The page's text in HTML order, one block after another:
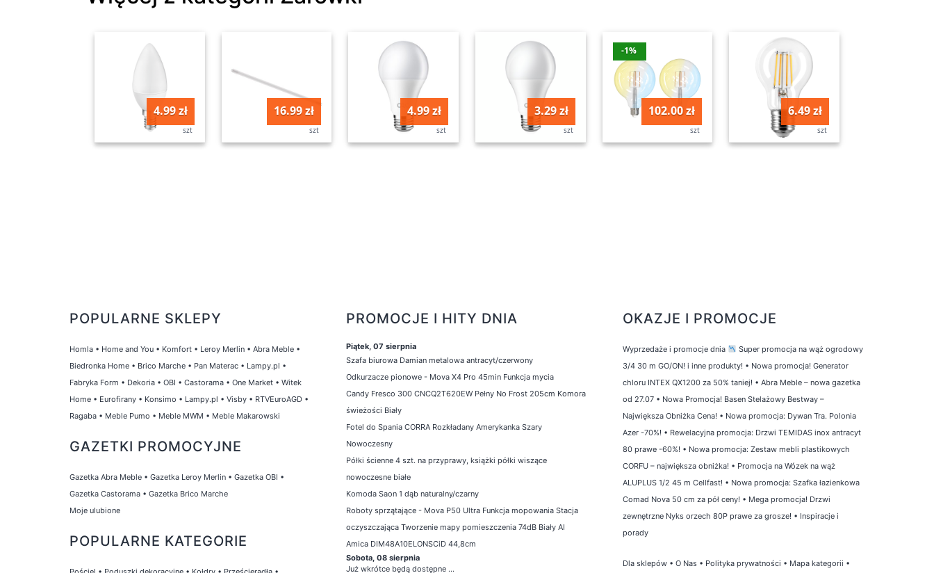
4.99 zł
szt
16.99 zł
szt
4.99 zł
szt
3.29 zł
szt
-1%
102.00 zł
szt
6.49 zł
szt
POPULARNE SKLEPY
Homla • Home and You • Komfort • Leroy Merlin • Abra Meble •
Biedronka Home • Brico Marche • Pan Materac • Lampy.pl •
Fabryka Form • Dekoria • OBI • Castorama • One Market • Witek
Home • Eurofirany • Konsimo • Lampy.pl • Visby • RTVEuroAGD •
Ragaba • Meble Pumo • Meble MWM • Meble Makarowski
GAZETKI PROMOCYJNE
Gazetka Abra Meble • Gazetka Leroy Merlin • Gazetka OBI •
Gazetka Castorama • Gazetka Brico Marche
Moje ulubione
POPULARNE KATEGORIE
PROMOCJE I HITY DNIA
Piątek, 07 sierpnia
Szafa biurowa Damian metalowa antracyt/czerwony
Odkurzacze pionowe - Mova X4 Pro 45min Funkcja mycia
Candy Fresco 300 CNCQ2T620EW Pełny No Frost 205cm Komora
świeżości Biały
Fotel do Spania CORRA Rozkładany Amerykanka Szary
Nowoczesny
Półki ścienne 4 szt. na przyprawy, książki półki wiszące
nowoczesne białe
Komoda Saon 1 dąb naturalny/czarny
Roboty sprzątające - Mova P50 Ultra Funkcja mopowania Stacja
oczyszczająca Tworzenie mapy pomieszczenia 74dB Biały AI
Amica DIM48A10ELONSCiD 44,8cm
Sobota, 08 sierpnia
Już wkrótce będą dostępne ...
OKAZJE I PROMOCJE
Wyprzedaże i promocje dnia
Super promocja na wąż ogrodowy
3/4 30 m GO/ON! i inne produkty! • Nowa promocja! Generator
chloru INTEX QX1200 za 50% taniej! • Abra Meble – nowa gazetka
od 27.07 • Nowa Promocja! Basen Stelażowy Bestway –
Największa Obniżka Cena! • Nowa promocja: Dywan Tra. Polonia
Azer -70%! • Rewelacyjna promocja: Drzwi TEMIDAS inox antracyt
80 prawe -60%! • Nowa promocja: Zestaw mebli plastikowych
CORFU – największa obniżka! • Promocja na Wózek na wąż
ALUPLUS 1/2 45 m Cellfast! • Nowa promocja: Szafka łazienkowa
Comad Nova 50 cm za pół ceny! • Mega promocja! Drzwi
zewnętrzne Nyks orzech 80P prawe za grosze! • Inspiracje i
porady
Dla sklepów • O Nas • Polityka prywatności • Mapa kategorii •